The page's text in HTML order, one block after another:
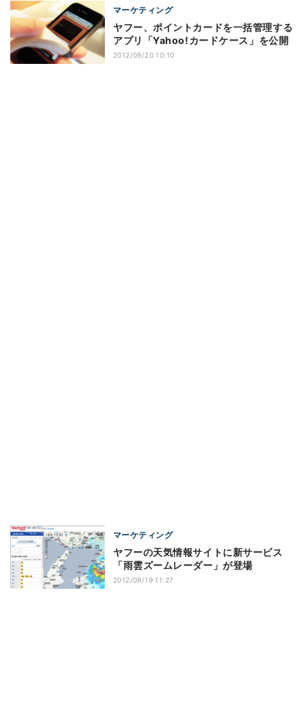
マーケティング
ヤフー、ポイントカードを一括管理する
アプリ「Yahoo!カードケース」を公開
2012/09/20 10:10
マーケティング
ヤフーの天気情報サイトに新サービス
「雨雲ズームレーダー」が登場
2012/09/19 11:27